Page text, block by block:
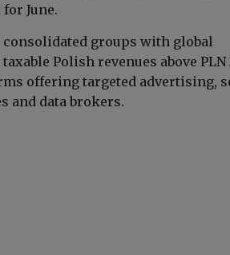
June.
groups with global
Polish revenues above PLN
offering targeted advertising,
and data brokers.